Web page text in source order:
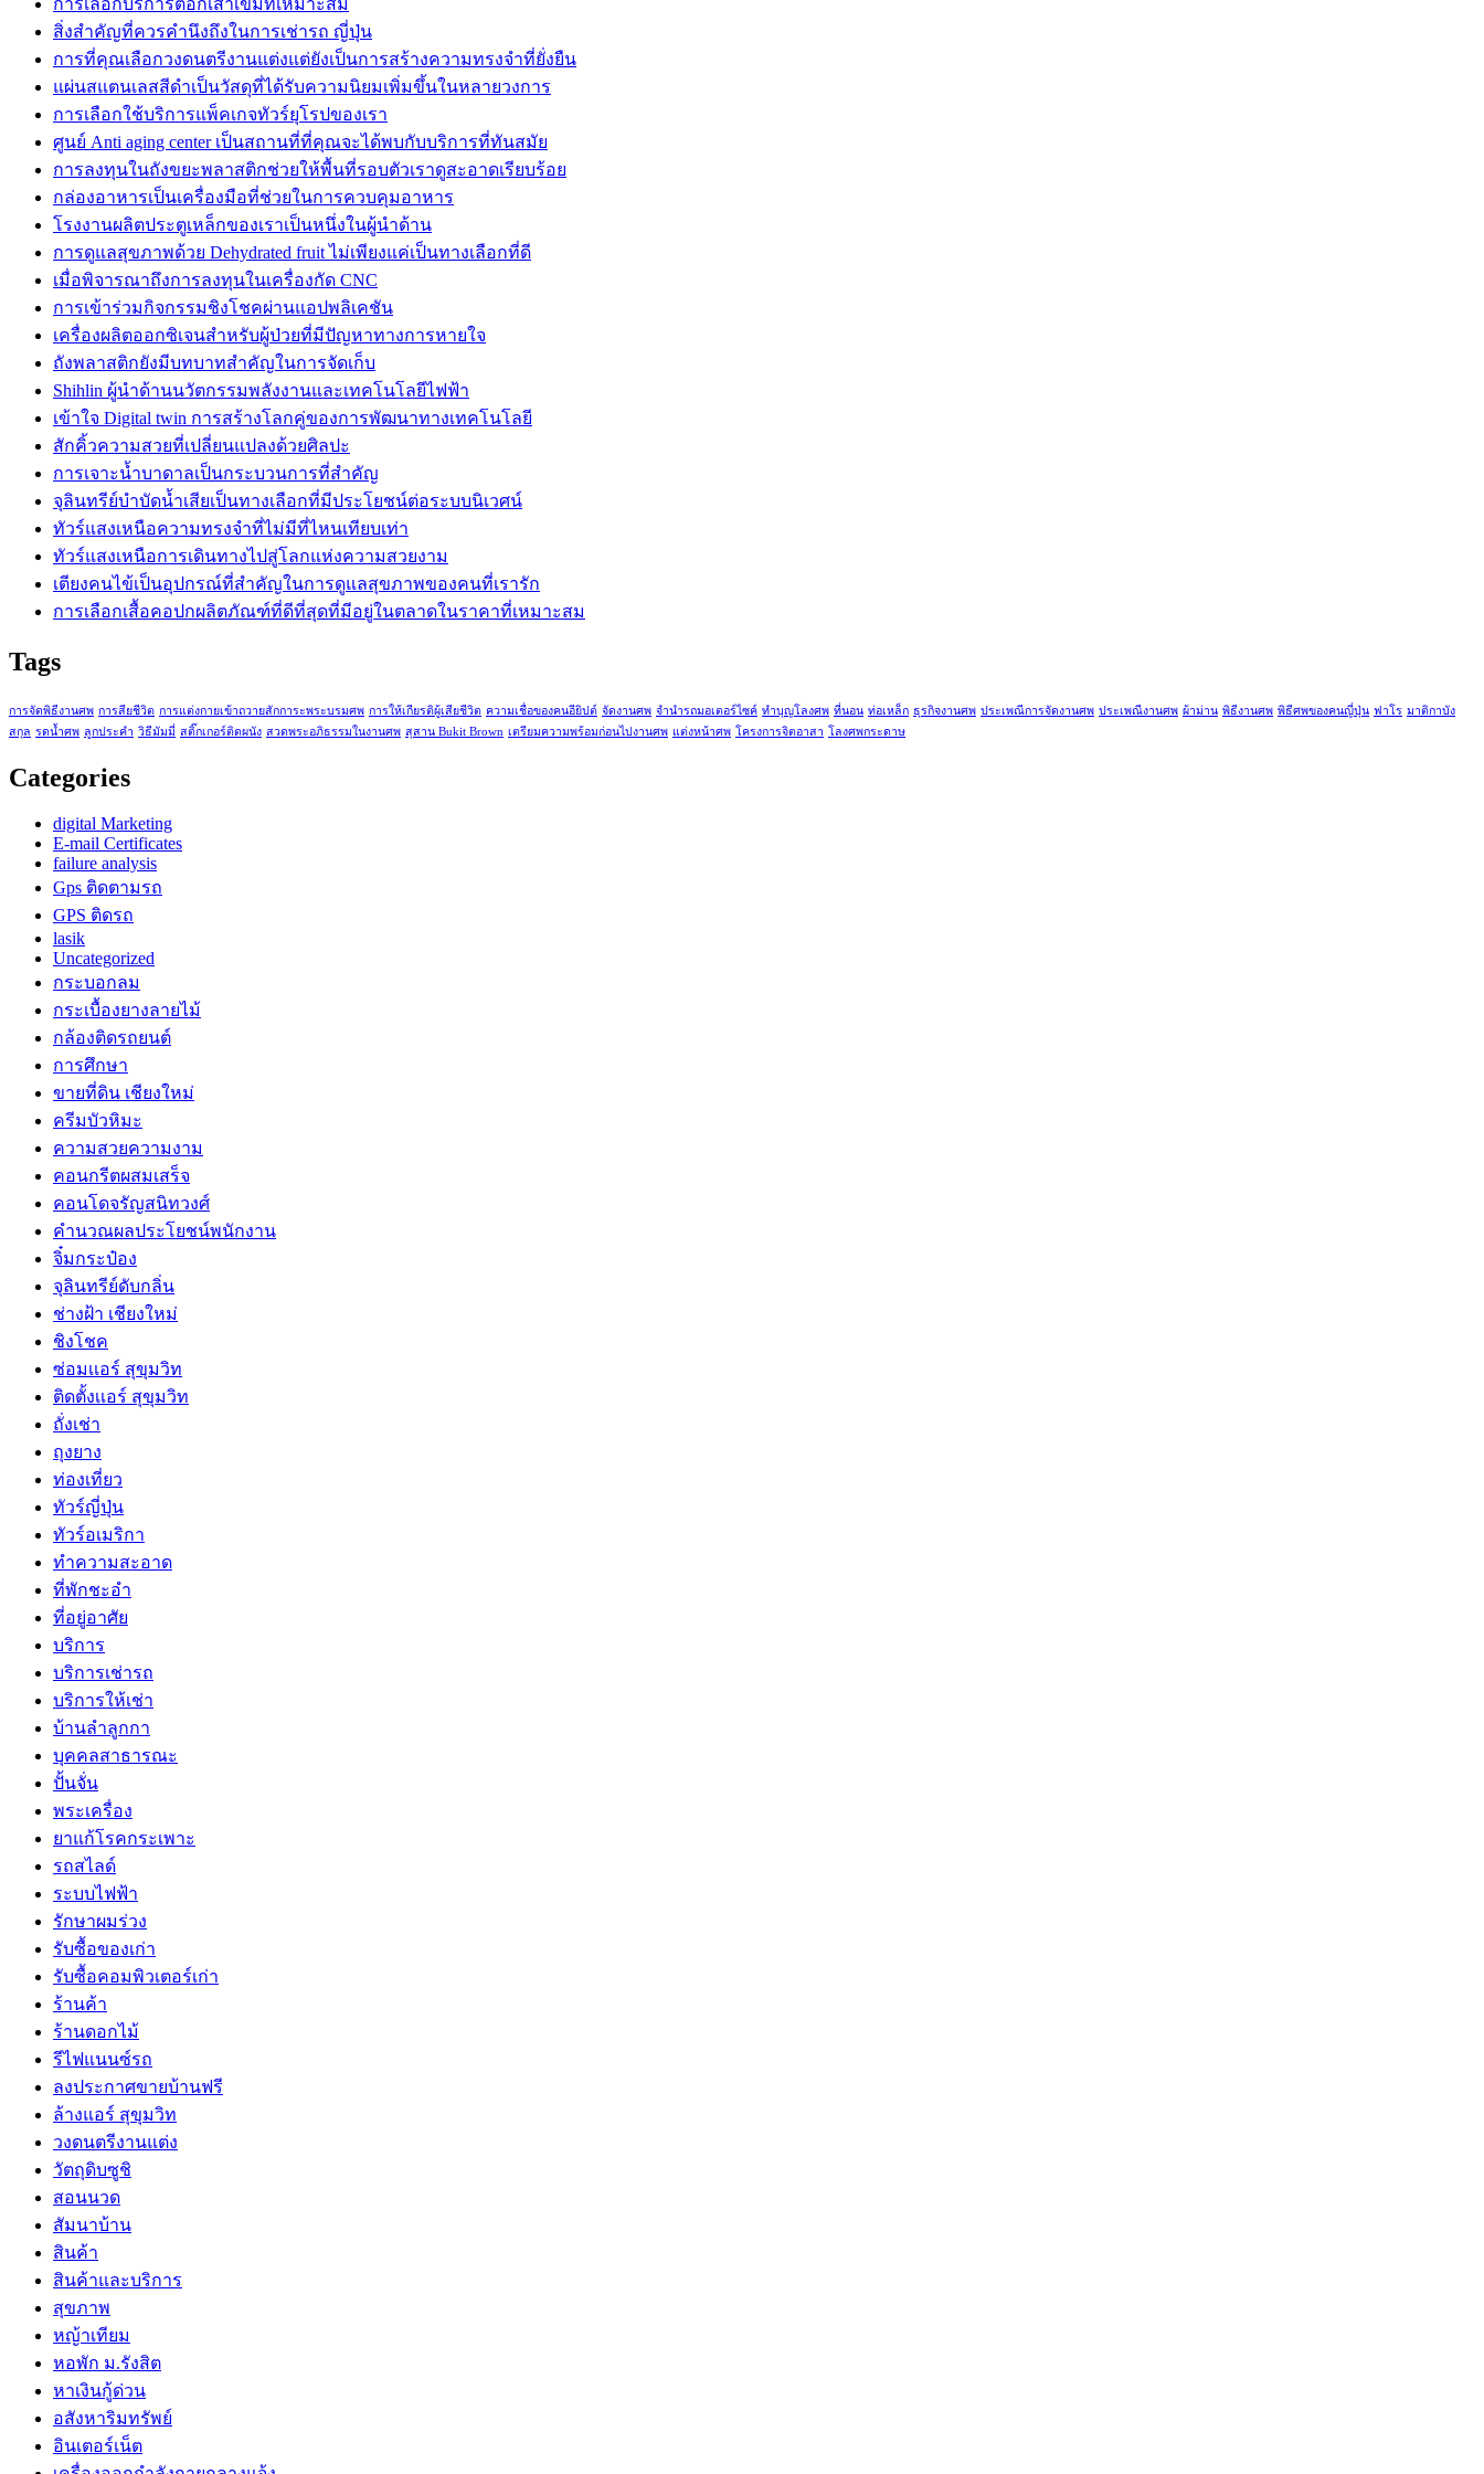
สิ่งสำคัญที่ควรคำนึงถึงในการเช่ารถ ญี่ปุ่น
การที่คุณเลือกวงดนตรีงานแต่งแต่ยังเป็นการสร้างความทรงจำที่ยั่งยืน
แผ่นสแตนเลสสีดำเป็นวัสดุที่ได้รับความนิยมเพิ่มขึ้นในหลายวงการ
การเลือกใช้บริการแพ็คเกจทัวร์ยุโรปของเรา
ศูนย์ Anti aging center เป็นสถานที่ที่คุณจะได้พบกับบริการที่ทันสมัย
การลงทุนในถังขยะพลาสติกช่วยให้พื้นที่รอบตัวเราดูสะอาดเรียบร้อย
กล่องอาหารเป็นเครื่องมือที่ช่วยในการควบคุมอาหาร
โรงงานผลิตประตูเหล็กของเราเป็นหนึ่งในผู้นำด้าน
การดูแลสุขภาพด้วย Dehydrated fruit ไม่เพียงแค่เป็นทางเลือกที่ดี
เมื่อพิจารณาถึงการลงทุนในเครื่องกัด CNC
การเข้าร่วมกิจกรรมชิงโชคผ่านแอปพลิเคชัน
เครื่องผลิตออกซิเจนสำหรับผู้ป่วยที่มีปัญหาทางการหายใจ
ถังพลาสติกยังมีบทบาทสำคัญในการจัดเก็บ
Shihlin ผู้นำด้านนวัตกรรมพลังงานและเทคโนโลยีไฟฟ้า
เข้าใจ Digital twin การสร้างโลกคู่ของการพัฒนาทางเทคโนโลยี
สักคิ้วความสวยที่เปลี่ยนแปลงด้วยศิลปะ
การเจาะน้ำบาดาลเป็นกระบวนการที่สำคัญ
จุลินทรีย์บำบัดน้ำเสียเป็นทางเลือกที่มีประโยชน์ต่อระบบนิเวศน์
ทัวร์แสงเหนือความทรงจำที่ไม่มีที่ไหนเทียบเท่า
ทัวร์แสงเหนือการเดินทางไปสู่โลกแห่งความสวยงาม
เตียงคนไข้เป็นอุปกรณ์ที่สำคัญในการดูแลสุขภาพของคนที่เรารัก
การเลือกเสื้อคอปกผลิตภัณฑ์ที่ดีที่สุดที่มีอยู่ในตลาดในราคาที่เหมาะสม
Tags
การจัดพิธีงานศพ การสียชีวิต การแต่งกายเข้าถวายสักการะพระบรมศพ การให้เกียรติผู้เสียชีวิต ความเชื่อของคนอียิปต์ จัดงานศพ จำนำรถมอเตอร์ไซค์ ทำบุญโลงศพ ที่นอน ท่อเหล็ก ธุรกิจงานศพ ประเพณีการจัดงานศพ ประเพณีงานศพ ผ้าม่าน พิธีงานศพ พิธีศพของคนญี่ปุ่น ฟาโร มาติกาบัง
สกุล รดน้ำศพ ลูกประคำ วิธีมัมมี่ สติ๊กเกอร์ติดผนัง สวดพระอภิธรรมในงานศพ สุสาน Bukit Brown เตรียมความพร้อมก่อนไปงานศพ แต่งหน้าศพ โครงการจิตอาสา โลงศพกระดาษ
Categories
digital Marketing
E-mail Certificates
failure analysis
Gps ติดตามรถ
GPS ติดรถ
lasik
Uncategorized
กระบอกลม
กระเบื้องยางลายไม้
กล้องติดรถยนต์
การศึกษา
ขายที่ดิน เชียงใหม่
ครีมบัวหิมะ
ความสวยความงาม
คอนกรีตผสมเสร็จ
คอนโดจรัญสนิทวงศ์
คำนวณผลประโยชน์พนักงาน
จิ๋มกระป๋อง
จุลินทรีย์ดับกลิ่น
ช่างฝ้า เชียงใหม่
ชิงโชค
ซ่อมเเอร์ สุขุมวิท
ติดตั้งเเอร์ สุขุมวิท
ถั่งเช่า
ถุงยาง
ท่องเที่ยว
ทัวร์ญี่ปุ่น
ทัวร์อเมริกา
ทำความสะอาด
ที่พักชะอำ
ที่อยู่อาศัย
บริการ
บริการเช่ารถ
บริการให้เช่า
บ้านลำลูกกา
บุคคลสาธารณะ
ปั้นจั่น
พระเครื่อง
ยาแก้โรคกระเพาะ
รถสไลด์
ระบบไฟฟ้า
รักษาผมร่วง
รับซื้อของเก่า
รับซื้อคอมพิวเตอร์เก่า
ร้านค้า
ร้านดอกไม้
รีไฟแนนซ์รถ
ลงประกาศขายบ้านฟรี
ล้างแอร์ สุขุมวิท
วงดนตรีงานแต่ง
วัตถุดิบซูชิ
สอนนวด
สัมนาบ้าน
สินค้า
สินค้าและบริการ
สุขภาพ
หญ้าเทียม
หอพัก ม.รังสิต
หาเงินกู้ด่วน
อสังหาริมทรัพย์
อินเตอร์เน็ต